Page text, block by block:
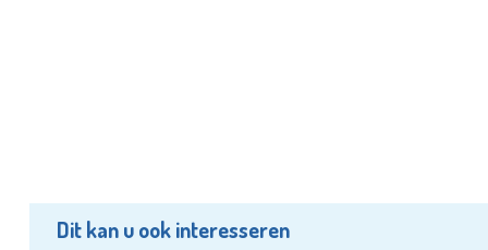
Dit kan u ook interesseren